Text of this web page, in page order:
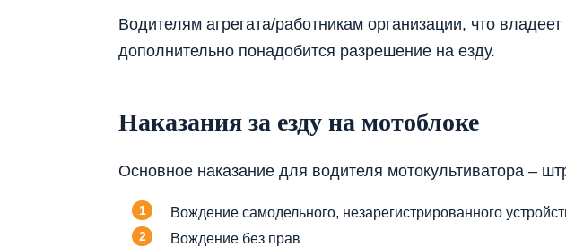
Водителям агрегата/работникам организации, что владеет
дополнительно понадобится разрешение на езду.
Наказания за езду на мотоблоке
Основное наказание для водителя мотокультиватора –
Вождение самодельного, незарегистрированного
Вождение без прав